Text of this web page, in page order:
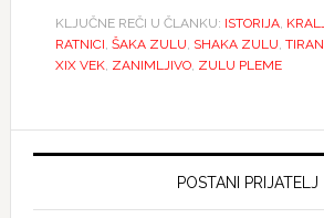
KLJUČNE REČI U ČLANKU: ISTORIJA,
RATNICI ŠAKA ZULU SHAKA ZULU
XIX VEK, ZANIMLJIVO, ZULU PLEME
Primary
POSTANI PRIJATELJ